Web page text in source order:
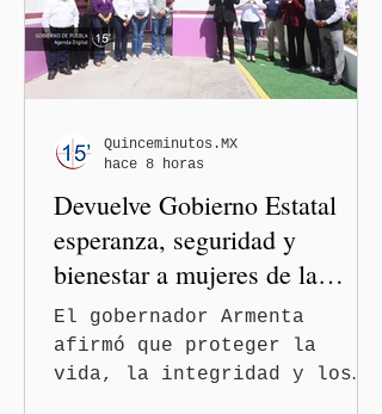
que visitaron territorio
mexicano. A través de un
mensaje difundido en redes
informó que la Secretaría
de Salud activó de mane
Devuelve Gobierno Estatal
esperanza, seguridad y
bienestar a mujeres de la
periferia urbana
El gobernador Armenta
afirmó que proteger la
vida, la integridad y los
Quinceminutos.MX
hace 8 horas